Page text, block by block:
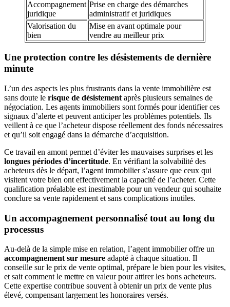
Accompagnement
juridique
Prise en charge des démarches
administratif et juridiques
Valorisation du
bien
Mise en avant optimale pour
vendre au meilleur prix
Une protection contre les désistements de dernière
minute
L’un des aspects les plus frustrants dans la vente immobilière est
sans doute le risque de désistement après plusieurs semaines de
négociation. Les agents immobiliers sont formés pour identifier ces
signaux d’alerte et peuvent anticiper les problèmes potentiels. Ils
veillent à ce que l’acheteur dispose réellement des fonds nécessaires
et qu’il soit engagé dans la démarche d’acquisition.
Ce travail en amont permet d’éviter les mauvaises surprises et les
longues périodes d’incertitude. En vérifiant la solvabilité des
acheteurs dès le départ, l’agent immobilier s’assure que ceux qui
visitent votre bien ont effectivement la capacité de l’acheter. Cette
qualification préalable est inestimable pour un vendeur qui souhaite
conclure sa vente rapidement et sans complications inutiles.
Un accompagnement personnalisé tout au long du
processus
Au-delà de la simple mise en relation, l’agent immobilier offre un
accompagnement sur mesure adapté à chaque situation. Il
conseille sur le prix de vente optimal, prépare le bien pour les visites,
et sait comment le mettre en valeur pour attirer les bons acheteurs.
Cette expertise contribue souvent à obtenir un prix de vente plus
élevé, compensant largement les honoraires versés.